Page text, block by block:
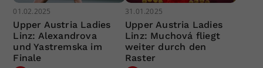
01.02.2025
Upper Austria Ladies
Linz: Alexandrova
und Yastremska im
Finale
31.01.2025
Upper Austria Ladies
Linz: Muchová fliegt
weiter durch den
Raster